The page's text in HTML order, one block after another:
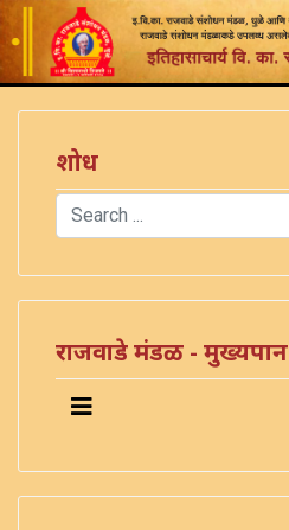
शोध
Search
राजवाडे मंडळ - मुख्यपान